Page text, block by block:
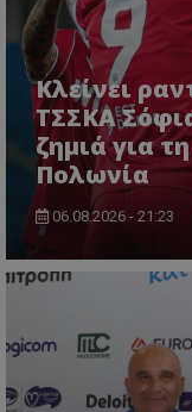
Κλείνει
ΤΣΣΚΑ
ζημιά για
Πολωνία
06.08.2026 - 21:23